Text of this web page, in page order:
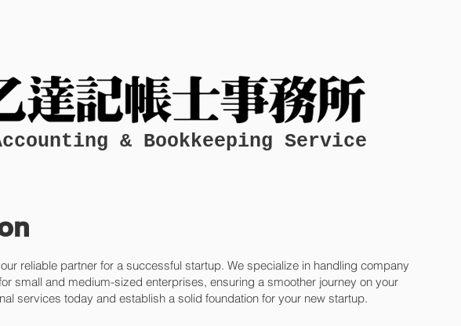
& Bookkeeping Service
reliable partner for a successful startup. We specialize in handling company
small and medium-sized enterprises, ensuring a smoother journey on your
services today and establish a solid foundation for your new startup.